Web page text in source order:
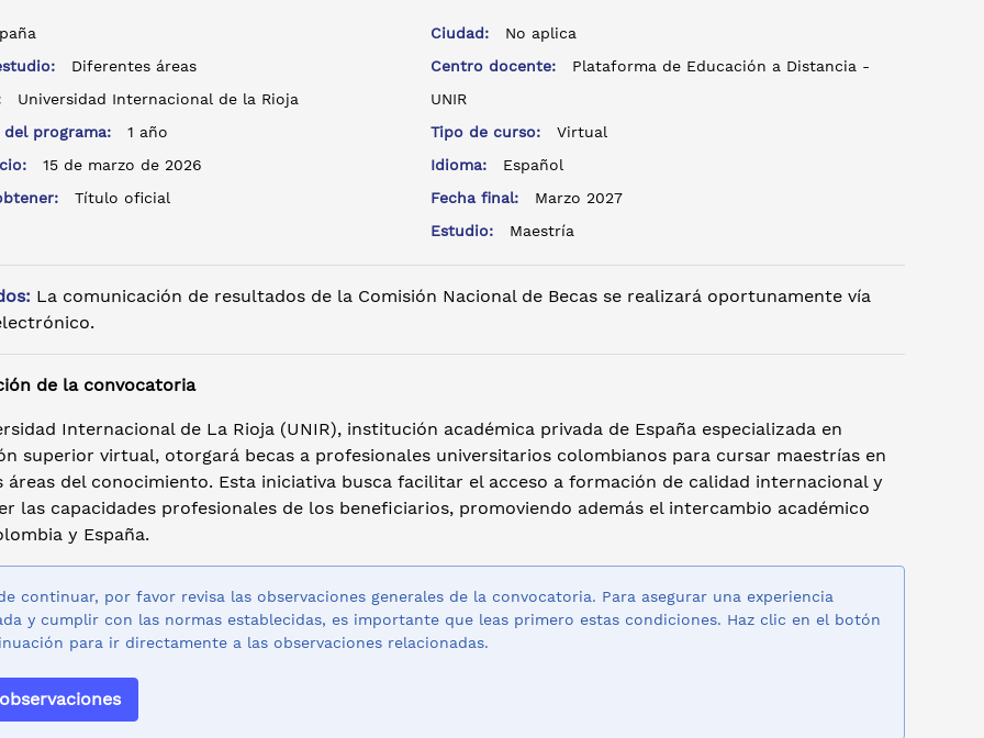
Diferentes áreas
Universidad Internacional de la Rioja
del programa:
1 año
15 de marzo de 2026
Título oficial
Ciudad:
No aplica
Centro docente:
Plataforma de Educación a Distancia -
UNIR
Tipo de curso:
Virtual
Idioma:
Español
Fecha final:
Marzo 2027
Estudio:
Maestría
La comunicación de resultados de la Comisión Nacional de Becas se realizará oportunamente vía
de la convocatoria
Internacional de La Rioja (UNIR), institución académica privada de España especializada en
superior virtual, otorgará becas a profesionales universitarios colombianos para cursar maestrías en
áreas del conocimiento. Esta iniciativa busca facilitar el acceso a formación de calidad internacional y
las capacidades profesionales de los beneficiarios, promoviendo además el intercambio académico
y España.
continuar, por favor revisa las observaciones generales de la convocatoria. Para asegurar una experiencia
y cumplir con las normas establecidas, es importante que leas primero estas condiciones. Haz clic en el botón
para ir directamente a las observaciones relacionadas.